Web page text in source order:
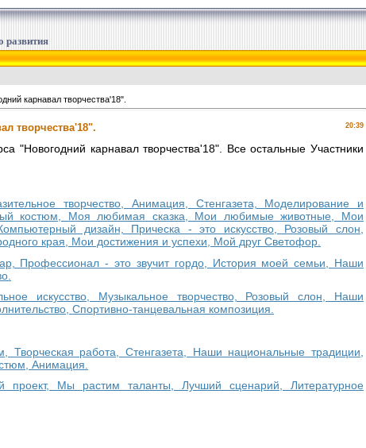
развития
карнавал творчества'18".
20:39
творчества'18".
"Новогодний карнавал творчества'18". Все остальные Участники
творчество, Анимация, Стенгазета, Моделирование и
костюм, Моя любимая сказка, Мои любимые животные, Мои
дизайн, Прическа - это искусство, Розовый слон,
края, Мои достижения и успехи, Мой друг Светофор.
Профессионал - это звучит гордо, История моей семьи, Наши
искусство, Музыкальное творчество, Розовый слон, Наши
Спортивно-танцевальная композиция.
Творческая работа, Стенгазета, Наши национальные традиции,
Анимация.
проект, Мы растим таланты, Лучший сценарий, Литературное